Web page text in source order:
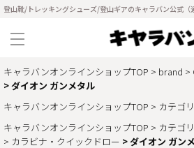
登山靴/トレッキングシューズ/登山ギアのキャラバン公式（
キャラバンオンラインショップTOP brand
ダイオン ガンメタル
キャラバンオンラインショップTOP
カテゴ
キャラバンオンラインショップTOP
カテゴ
カラビナ・クイックドロー
ダイオン ガン